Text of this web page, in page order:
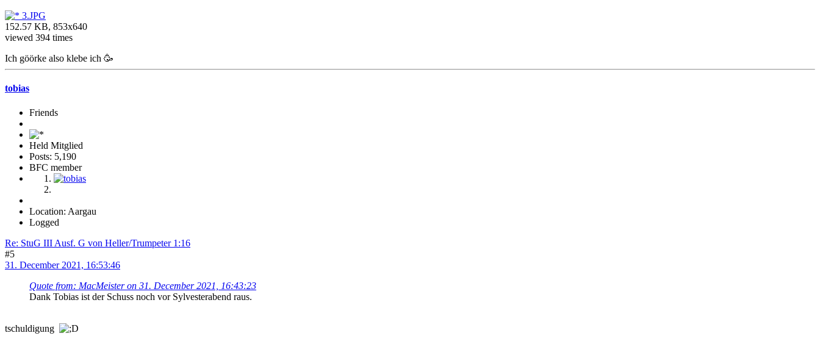
3.JPG
152.57 KB, 853x640
viewed 394 times
Ich göörke also klebe ich 🥳
tobias
Friends
Held Mitglied
Posts: 5,190
BFC member
Location: Aargau
Logged
Re: StuG III Ausf. G von Heller/Trumpeter 1:16
#5
31. December 2021, 16:53:46
Quote from: MacMeister on 31. December 2021, 16:43:23
Dank Tobias ist der Schuss noch vor Sylvesterabend raus.
tschuldigung